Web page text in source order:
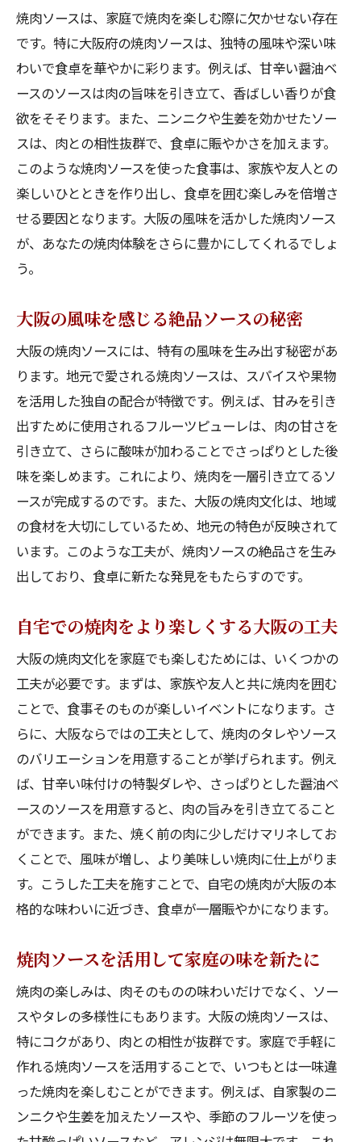
焼肉ソースは、家庭で焼肉を楽しむ際に欠かせない存在
です。特に大阪府の焼肉ソースは、独特の風味や深い味
わいで食卓を華やかに彩ります。例えば、甘辛い醤油ベ
ースのソースは肉の旨味を引き立て、香ばしい香りが食
欲をそそります。また、ニンニクや生姜を効かせたソー
スは、肉との相性抜群で、食卓に賑やかさを加えます。
このような焼肉ソースを使った食事は、家族や友人との
楽しいひとときを作り出し、食卓を囲む楽しみを倍増さ
せる要因となります。大阪の風味を活かした焼肉ソース
が、あなたの焼肉体験をさらに豊かにしてくれるでしょ
う。
大阪の風味を感じる絶品ソースの秘密
大阪の焼肉ソースには、特有の風味を生み出す秘密があ
ります。地元で愛される焼肉ソースは、スパイスや果物
を活用した独自の配合が特徴です。例えば、甘みを引き
出すために使用されるフルーツピューレは、肉の甘さを
引き立て、さらに酸味が加わることでさっぱりとした後
味を楽しめます。これにより、焼肉を一層引き立てるソ
ースが完成するのです。また、大阪の焼肉文化は、地域
の食材を大切にしているため、地元の特色が反映されて
います。このような工夫が、焼肉ソースの絶品さを生み
出しており、食卓に新たな発見をもたらすのです。
自宅での焼肉をより楽しくする大阪の工夫
大阪の焼肉文化を家庭でも楽しむためには、いくつかの
工夫が必要です。まずは、家族や友人と共に焼肉を囲む
ことで、食事そのものが楽しいイベントになります。さ
らに、大阪ならではの工夫として、焼肉のタレやソース
のバリエーションを用意することが挙げられます。例え
ば、甘辛い味付けの特製ダレや、さっぱりとした醤油ベ
ースのソースを用意すると、肉の旨みを引き立てること
ができます。また、焼く前の肉に少しだけマリネしてお
くことで、風味が増し、より美味しい焼肉に仕上がりま
す。こうした工夫を施すことで、自宅の焼肉が大阪の本
格的な味わいに近づき、食卓が一層賑やかになります。
焼肉ソースを活用して家庭の味を新たに
焼肉の楽しみは、肉そのものの味わいだけでなく、ソー
スやタレの多様性にもあります。大阪の焼肉ソースは、
特にコクがあり、肉との相性が抜群です。家庭で手軽に
作れる焼肉ソースを活用することで、いつもとは一味違
った焼肉を楽しむことができます。例えば、自家製のニ
ンニクや生姜を加えたソースや、季節のフルーツを使っ